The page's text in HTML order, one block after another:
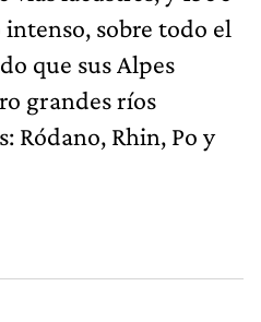
sobre todo el
que sus Alpes
grandes ríos
Ródano, Rhin, Po y